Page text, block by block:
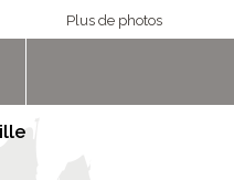
Plus de photos